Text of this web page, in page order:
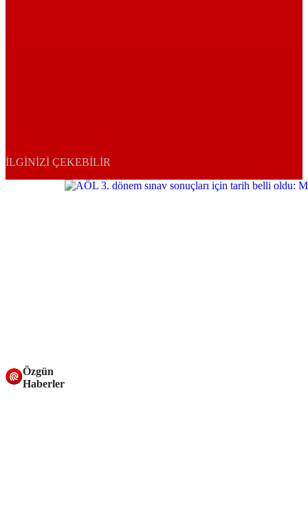
İLGINIZI ÇEKEBILIR
Özgün
Haberler